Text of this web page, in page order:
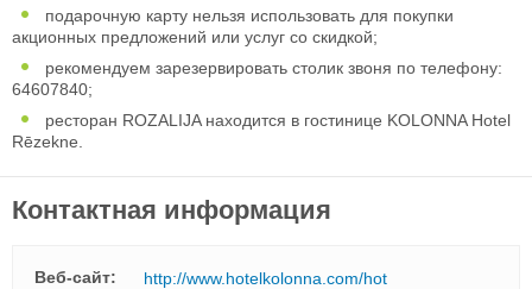
подарочную карту нельзя использовать для покупки
акционных предложений или услуг со скидкой;
рекомендуем зарезервировать столик звоня по телефону:
64607840;
ресторан ROZALIJA находится в гостинице KOLONNA Hotel
Rēzekne.
Контактная информация
Веб-сайт:
http://www.hotelkolonna.com/hot